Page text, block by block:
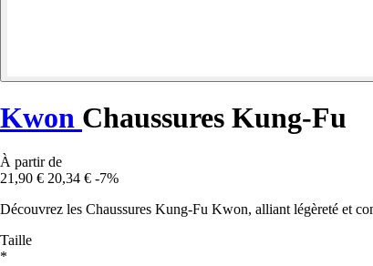
Kwon Chaussures Kung-Fu
À partir de
21,90 € 20,34 € -7%
Découvrez les Chaussures Kung-Fu Kwon, alliant légèreté et
Taille
*